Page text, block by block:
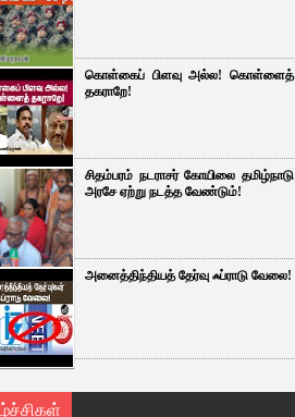
கொள்கைப் பிளவு அல்ல! கொள்ளைத்
தகராறே!
சிதம்பரம் நடராசர் கோயிலை தமிழ்நாடு
அரசே ஏற்று நடத்த வேண்டும்!
அனைத்திந்தியத் தேர்வு ஃப்ராடு வேலை!